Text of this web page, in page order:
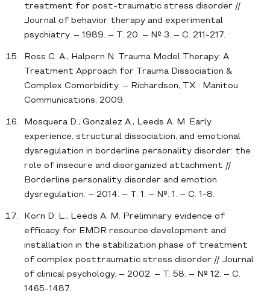
treatment for post-traumatic stress disorder //
Journal of behavior therapy and experimental
psychiatry. – 1989. – Т. 20. – № 3. – С. 211-217.
Ross C. A., Halpern N. Trauma Model Therapy: A
Treatment Approach for Trauma Dissociation &
Complex Comorbidity. – Richardson, TX : Manitou
Communications, 2009.
Mosquera D., Gonzalez A., Leeds A. M. Early
experience, structural dissociation, and emotional
dysregulation in borderline personality disorder: the
role of insecure and disorganized attachment //
Borderline personality disorder and emotion
dysregulation. – 2014. – Т. 1. – №. 1. – С. 1-8.
Korn D. L., Leeds A. M. Preliminary evidence of
efficacy for EMDR resource development and
installation in the stabilization phase of treatment
of complex posttraumatic stress disorder // Journal
of clinical psychology. – 2002. – Т. 58. – № 12. – С.
1465-1487.